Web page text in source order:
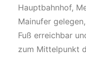
Hauptbahnhof,
Mainufer
Fuß erreichbar
zum Mittelpunkt